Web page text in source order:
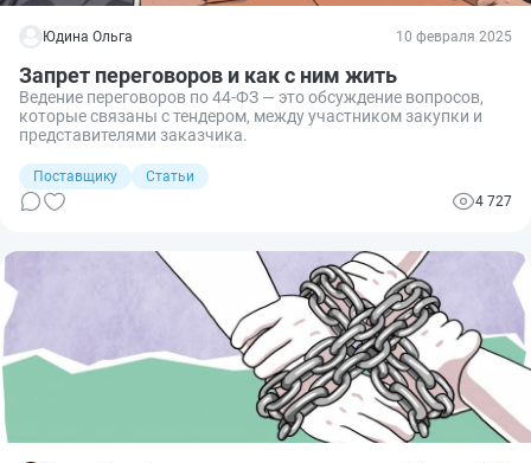
Юдина Ольга 10 февраля 2025
Запрет переговоров и как с ним жить
Ведение переговоров по 44-ФЗ — это обсуждение вопросов,
которые связаны с тендером, между участником закупки и
представителями заказчика.
Поставщику
Статьи
4 727